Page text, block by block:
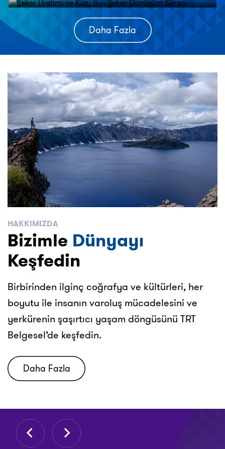
Daha Fazla
HAKKIMIZDA
Bizimle Dünyayı
Keşfedin
Birbirinden ilginç coğrafya ve kültürleri, her
boyutu ile insanın varoluş mücadelesini ve
yerkürenin şaşırtıcı yaşam döngüsünü TRT
Belgesel’de keşfedin.
Daha Fazla